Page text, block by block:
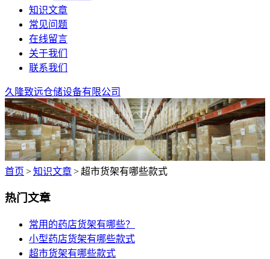
知识文章
常见问题
在线留言
关于我们
联系我们
久隆致远仓储设备有限公司
首页 >知识文章>超市货架有哪些款式
热门文章
常用的药店货架有哪些？
小型药店货架有哪些款式
超市货架有哪些款式